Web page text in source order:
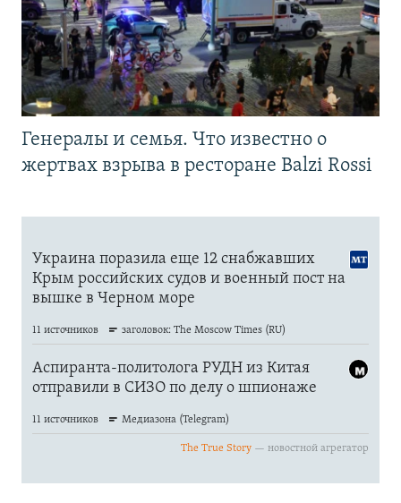
Генералы и семья. Что известно о
жертвах взрыва в ресторане Balzi Rossi